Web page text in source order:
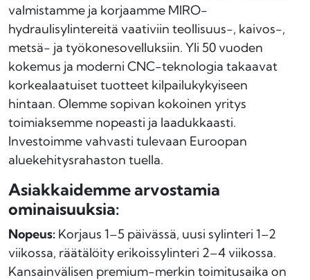
valmistamme ja korjaamme MIRO-
hydraulisylintereitä vaativiin teollisuus-, kaivos-,
metsä- ja työkonesovelluksiin. Yli 50 vuoden
kokemus ja moderni CNC-teknologia takaavat
korkealaatuiset tuotteet kilpailukykyiseen
hintaan. Olemme sopivan kokoinen yritys
toimiaksemme nopeasti ja laadukkaasti.
Investoimme vahvasti tulevaan Euroopan
aluekehitysrahaston tuella.
Asiakkaidemme arvostamia
ominaisuuksia:
Nopeus: Korjaus 1–5 päivässä, uusi sylinteri 1–2
viikossa, räätälöity erikoissylinteri 2–4 viikossa.
Kansainvälisen premium-merkin toimitusaika on